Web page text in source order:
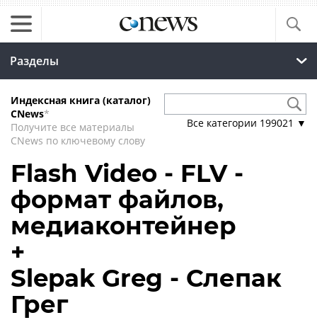
Разделы
Индексная книга (каталог)
CNews*
Получите все материалы
CNews по ключевому слову
Все категории 199021 ▼
Flash Video - FLV -
формат файлов,
медиаконтейнер
+
Slepak Greg - Слепак
Грег